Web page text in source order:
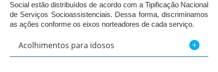
Social estão distribuídos de acordo com a Tipificação Nacional
de Serviços Socioassistenciais. Dessa forma, discriminamos
as ações conforme os eixos norteadores de cada serviço.
Acolhimentos para idosos